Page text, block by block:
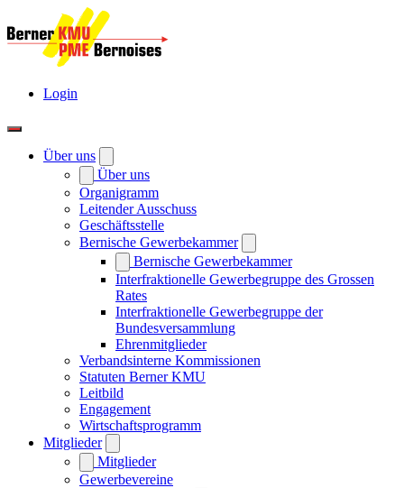
Login
Über uns
Über uns
Organigramm
Leitender Ausschuss
Geschäftsstelle
Bernische Gewerbekammer
Bernische Gewerbekammer
Interfraktionelle Gewerbegruppe des Grossen
Rates
Interfraktionelle Gewerbegruppe der
Bundesversammlung
Ehrenmitglieder
Verbandsinterne Kommissionen
Statuten Berner KMU
Leitbild
Engagement
Wirtschaftsprogramm
Mitglieder
Mitglieder
Gewerbevereine